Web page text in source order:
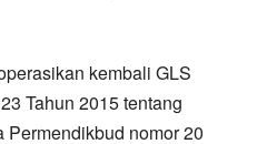
kembali GLS
Tahun 2015 tentang
nomor 20